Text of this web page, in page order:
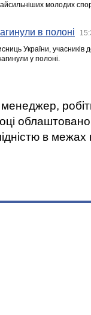
молодих
в полоні
України,
у полоні.
менеджер,
в межах